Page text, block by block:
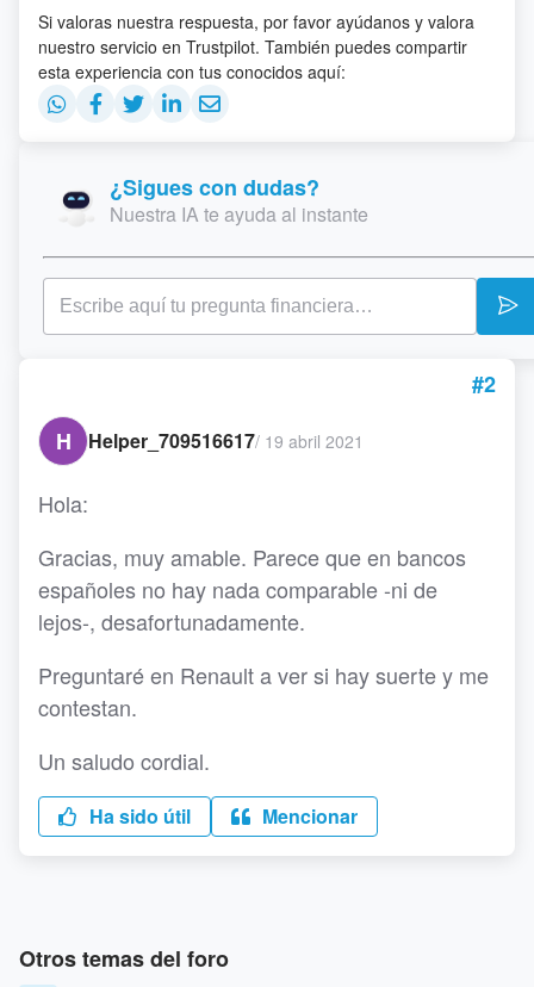
Si valoras nuestra respuesta, por favor ayúdanos y valora
nuestro servicio en Trustpilot. También puedes compartir
esta experiencia con tus conocidos aquí:
¿Sigues con dudas?
Nuestra IA te ayuda al instante
#2
H
Helper_709516617/ 19 abril 2021
Hola:
Gracias, muy amable. Parece que en bancos
españoles no hay nada comparable -ni de
lejos-, desafortunadamente.
Preguntaré en Renault a ver si hay suerte y me
contestan.
Un saludo cordial.
Ha sido útil Mencionar
Otros temas del foro